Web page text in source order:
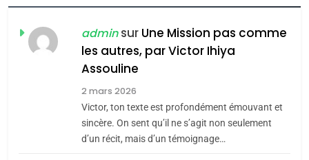
FIÈRE, DIGNE ET RÉSILIENTE :
POURQUOI JE REVENDIQUE
MA JUDAÏTE par Thérèse
Zrihen-Dvir
ISRAÉL JUDAISME
CE QUI NOUS MANQUE –
Jacques Hadida
JUDAISME
adminsur Une Mission pas comme
les autres, par Victor Ihiya
Assouline
2 mars 2026
Victor, ton texte est profondément émouvant et
sincère. On sent qu’il ne s’agit non seulement
d’un récit, mais d’un témoignage…